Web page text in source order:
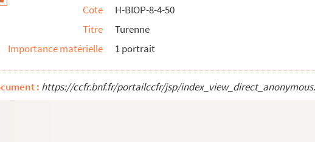
Cote
H-BIOP-8-4-50
Titre
Turenne
Importance matérielle
1 portrait
: https://ccfr.bnf.fr/portailccfr/jsp/